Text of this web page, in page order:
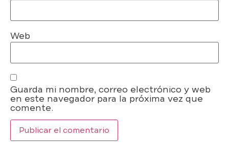
Web
Guarda mi nombre, correo electrónico y web
en este navegador para la próxima vez que
comente.